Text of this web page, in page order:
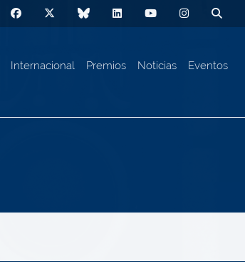
Internacional Premios Noticias Eventos